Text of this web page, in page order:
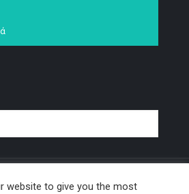
website to give you the most